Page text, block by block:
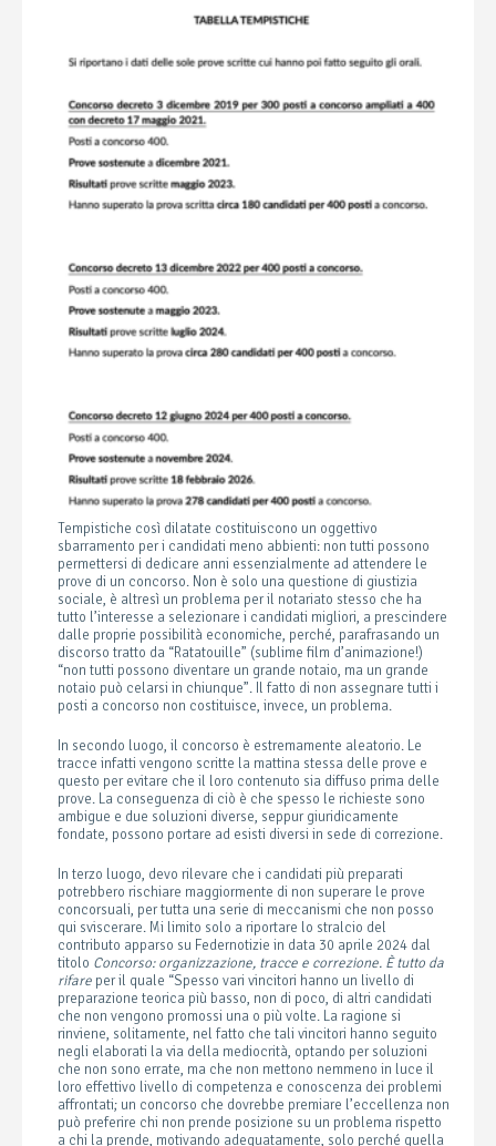
Tempistiche così dilatate costituiscono un oggettivo
sbarramento per i candidati meno abbienti: non tutti possono
permettersi di dedicare anni essenzialmente ad attendere le
prove di un concorso. Non è solo una questione di giustizia
sociale, è altresì un problema per il notariato stesso che ha
tutto l’interesse a selezionare i candidati migliori, a prescindere
dalle proprie possibilità economiche, perché, parafrasando un
discorso tratto da “Ratatouille” (sublime film d’animazione!)
“non tutti possono diventare un grande notaio, ma un grande
notaio può celarsi in chiunque”. Il fatto di non assegnare tutti i
posti a concorso non costituisce, invece, un problema.
In secondo luogo, il concorso è estremamente aleatorio. Le
tracce infatti vengono scritte la mattina stessa delle prove e
questo per evitare che il loro contenuto sia diffuso prima delle
prove. La conseguenza di ciò è che spesso le richieste sono
ambigue e due soluzioni diverse, seppur giuridicamente
fondate, possono portare ad esisti diversi in sede di correzione.
In terzo luogo, devo rilevare che i candidati più preparati
potrebbero rischiare maggiormente di non superare le prove
concorsuali, per tutta una serie di meccanismi che non posso
qui sviscerare. Mi limito solo a riportare lo stralcio del
contributo apparso su Federnotizie in data 30 aprile 2024 dal
titolo Concorso: organizzazione, tracce e correzione. È tutto da
rifare per il quale “Spesso vari vincitori hanno un livello di
preparazione teorica più basso, non di poco, di altri candidati
che non vengono promossi una o più volte. La ragione si
rinviene, solitamente, nel fatto che tali vincitori hanno seguito
negli elaborati la via della mediocrità, optando per soluzioni
che non sono errate, ma che non mettono nemmeno in luce il
loro effettivo livello di competenza e conoscenza dei problemi
affrontati; un concorso che dovrebbe premiare l’eccellenza non
può preferire chi non prende posizione su un problema rispetto
a chi la prende, motivando adeguatamente, solo perché quella